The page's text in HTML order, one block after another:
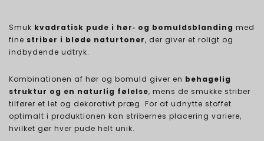
Smuk kvadratisk pude i hør‑ og bomuldsblanding med
fine striber i bløde naturtoner, der giver et roligt og
indbydende udtryk.
Kombinationen af hør og bomuld giver en behagelig
struktur og en naturlig følelse, mens de smukke striber
tilfører et let og dekorativt præg. For at udnytte stoffet
optimalt i produktionen kan stribernes placering variere,
hvilket gør hver pude helt unik.